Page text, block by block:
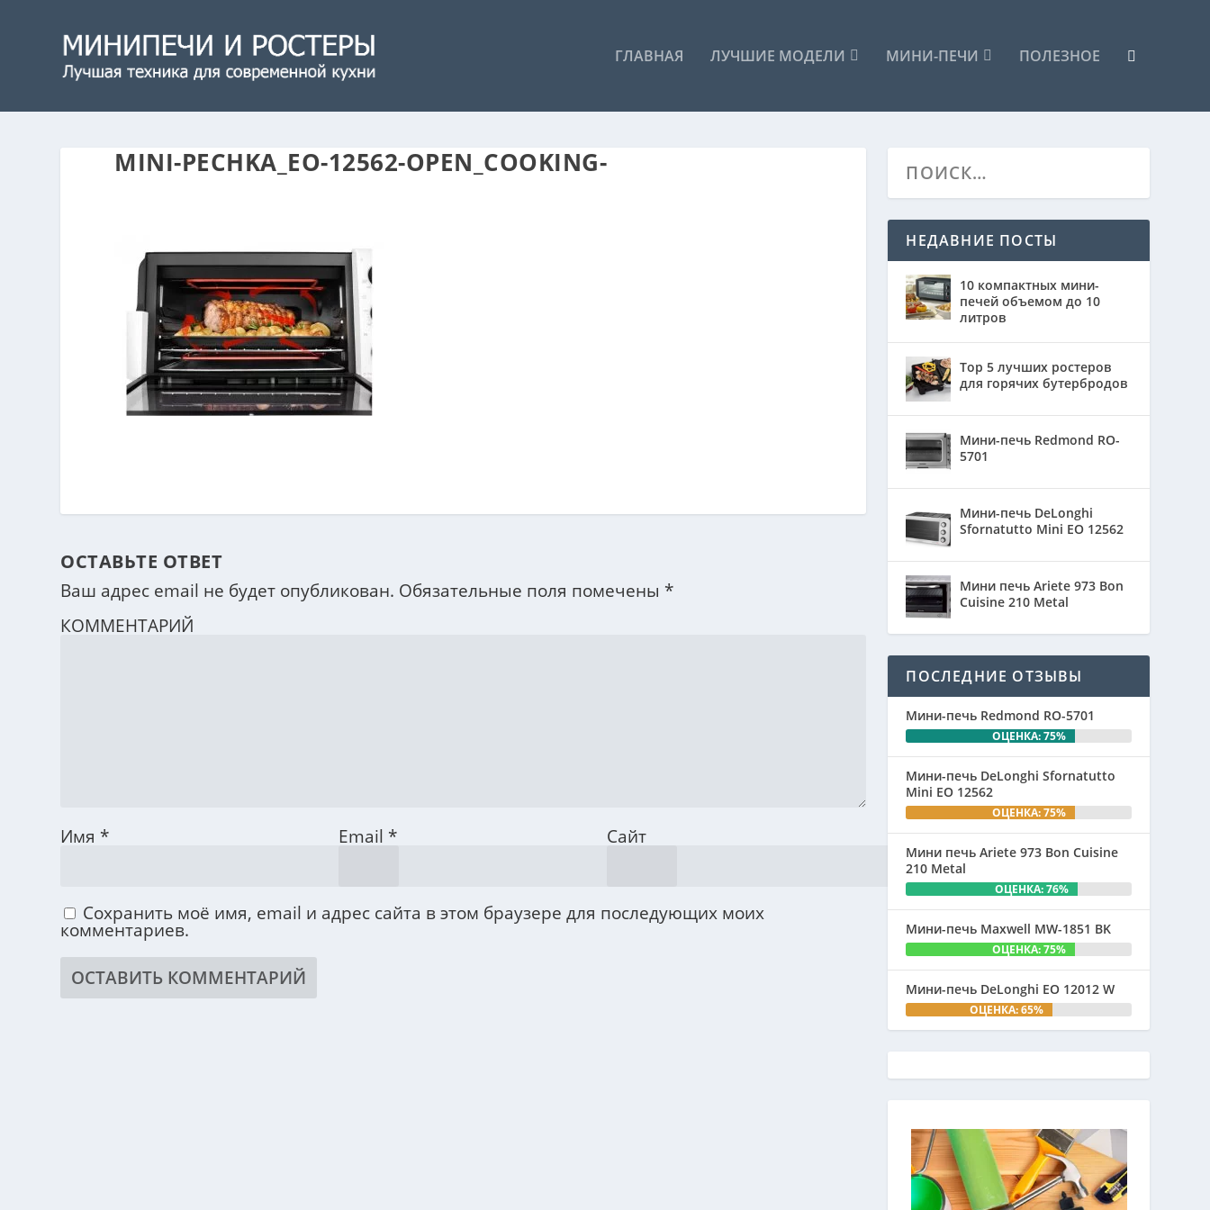
ГЛАВНАЯ ЛУЧШИЕ МОДЕЛИ МИНИ-ПЕЧИ ПОЛЕЗНОЕ
MINI-PECHKA_EO-12562-OPEN_COOKING-
ОСТАВЬТЕ ОТВЕТ
Ваш адрес email не будет опубликован. Обязательные поля помечены *
КОММЕНТАРИЙ
Имя * Email * Сайт
Сохранить моё имя, email и адрес сайта в этом браузере для последующих моих
комментариев.
НЕДАВНИЕ ПОСТЫ
10 компактных мини-
печей объемом до 10
литров
Top 5 лучших ростеров
для горячих бутербродов
Мини-печь Redmond RO-
5701
Мини-печь DeLonghi
Sfornatutto Mini EO 12562
Мини печь Ariete 973 Bon
Cuisine 210 Metal
ПОСЛЕДНИЕ ОТЗЫВЫ
Мини-печь Redmond RO-5701
ОЦЕНКА: 75%
Мини-печь DeLonghi Sfornatutto
Mini EO 12562
ОЦЕНКА: 75%
Мини печь Ariete 973 Bon Cuisine
210 Metal
ОЦЕНКА: 76%
Мини-печь Maxwell MW-1851 BK
ОЦЕНКА: 75%
Мини-печь DeLonghi EO 12012 W
ОЦЕНКА: 65%